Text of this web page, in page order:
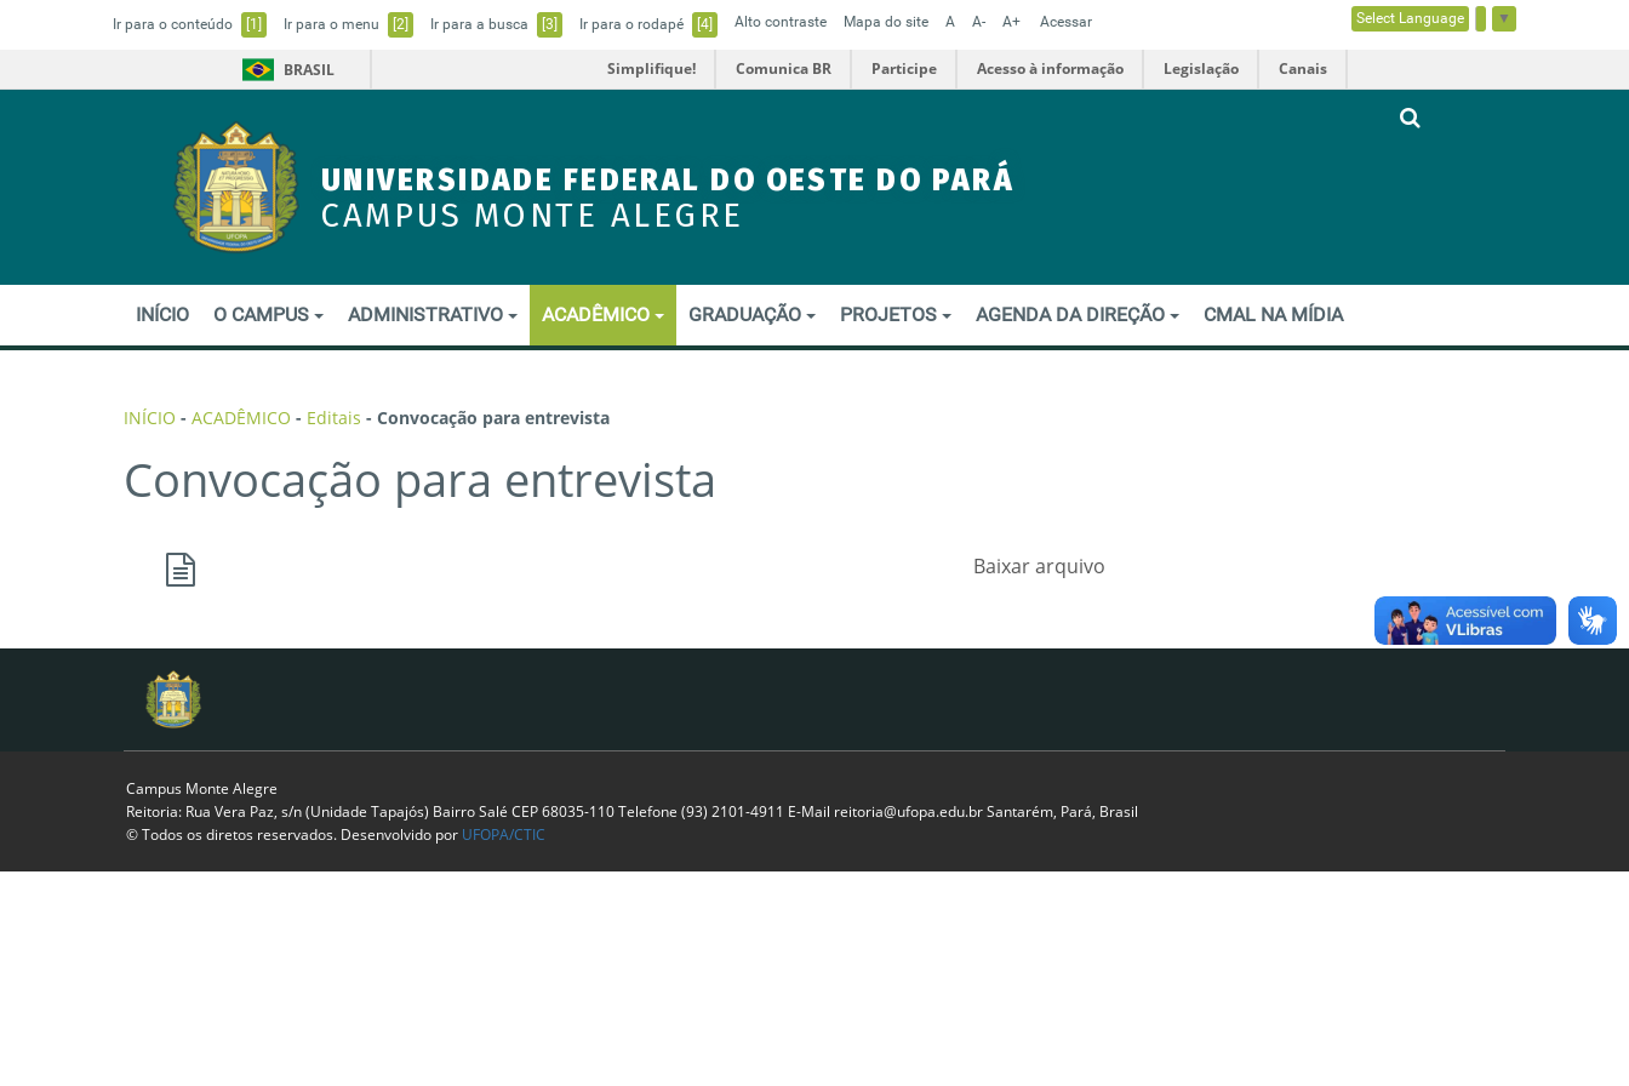
Ir para o conteúdo [1] Ir para o menu [2] Ir para a busca [3] Ir para o rodapé [4] Alto contraste Mapa do site A A- A+ Acessar Select Language ▼
BRASIL Simplifique! Comunica BR Participe Acesso à informação Legislação Canais
UNIVERSIDADE FEDERAL DO OESTE DO PARÁ
CAMPUS MONTE ALEGRE
INÍCIO O CAMPUS ADMINISTRATIVO ACADÊMICO GRADUAÇÃO PROJETOS AGENDA DA DIREÇÃO CMAL NA MÍDIA
INÍCIO - ACADÊMICO - Editais - Convocação para entrevista
Convocação para entrevista
Baixar arquivo
Campus Monte Alegre
Reitoria: Rua Vera Paz, s/n (Unidade Tapajós) Bairro Salé CEP 68035-110 Telefone (93) 2101-4911 E-Mail reitoria@ufopa.edu.br Santarém, Pará, Brasil
© Todos os diretos reservados. Desenvolvido por UFOPA/CTIC